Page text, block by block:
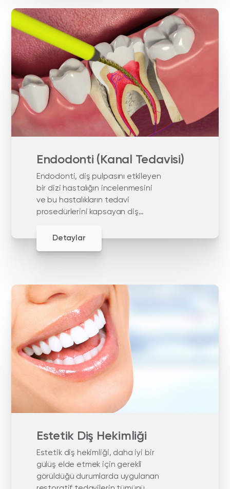
Endodonti (Kanal Tedavisi)
Endodonti, diş pulpasını etkileyen
bir dizi hastalığın incelenmesini
ve bu hastalıkların tedavi
prosedürlerini kapsayan diş
Detaylar
Estetik Diş Hekimliği
Estetik diş hekimliği, daha iyi bir
gülüş elde etmek için gerekli
görüldüğü durumlarda uygulanan